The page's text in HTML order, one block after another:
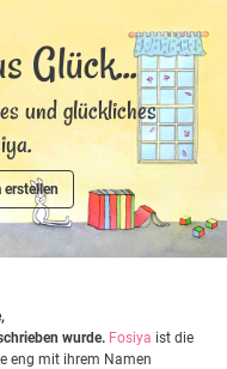
Glück...
und glückliches
erstellen
wurde. Fosiya ist die
eng mit ihrem Namen